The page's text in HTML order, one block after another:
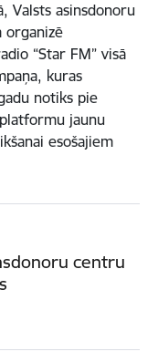
Valsts asinsdonoru
organizē
“Star FM” visā
kuras
notiks pie
jaunu
esošajiem
centru